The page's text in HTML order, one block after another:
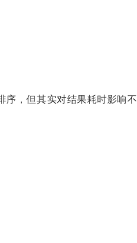
序，但其实对结果耗时影响不